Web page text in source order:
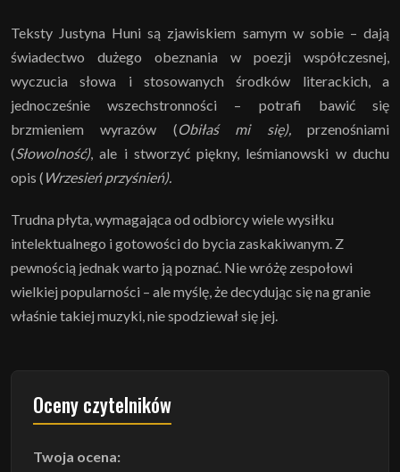
Teksty Justyna Huni są zjawiskiem samym w sobie – dają
świadectwo dużego obeznania w poezji współczesnej,
wyczucia słowa i stosowanych środków literackich, a
jednocześnie wszechstronności – potrafi bawić się
brzmieniem wyrazów (Obiłaś mi się), przenośniami
( Słowolność), ale i stworzyć piękny, leśmianowski w duchu
opis ( Wrzesień przyśnień).
Trudna płyta, wymagająca od odbiorcy wiele wysiłku
intelektualnego i gotowości do bycia zaskakiwanym. Z
pewnością jednak warto ją poznać. Nie wróżę zespołowi
wielkiej popularności – ale myślę, że decydując się na granie
właśnie takiej muzyki, nie spodziewał się jej.
Oceny czytelników
Twoja ocena: